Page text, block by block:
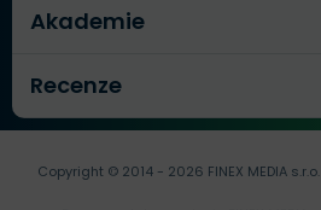
Akademie
Recenze
Copyright © 2014 - 2026 FINEX MEDIA s.r.o.